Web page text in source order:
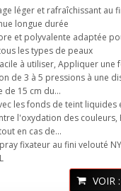
léger et rafraîchissant au
longue durée
et polyvalente adaptée
les types de peaux
à utiliser, Appliquer une
de 3 à 5 pressions à une
de 15 cm du...
les fonds de teint liquides
l'oxydation des couleurs,
en cas de...
fixateur au fini velouté
VOIR